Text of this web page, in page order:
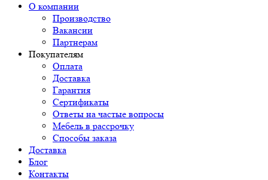
О компании
Производство
Вакансии
Партнерам
Покупателям
Оплата
Доставка
Гарантия
Сертификаты
Ответы на частые вопросы
Мебель в рассрочку
Способы заказа
Доставка
Блог
Контакты